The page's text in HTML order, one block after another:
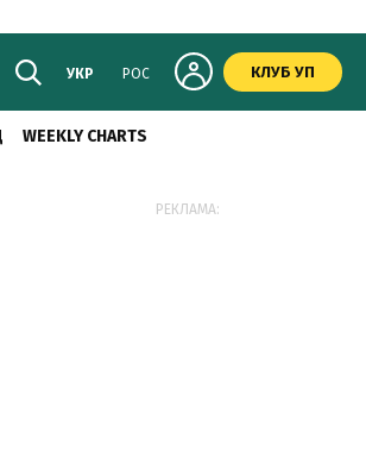
УКР РОС КЛУБ УП
WEEKLY CHARTS
РЕКЛАМА: